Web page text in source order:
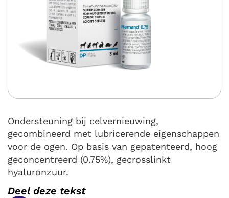
Ondersteuning bij celvernieuwing,
gecombineerd met lubricerende eigenschappen
voor de ogen. Op basis van gepatenteerd, hoog
geconcentreerd (0.75%), gecrosslinkt
hyaluronzuur.
Deel deze tekst